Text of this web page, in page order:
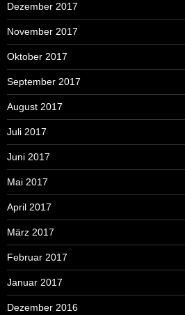
Dezember 2017
November 2017
Oktober 2017
September 2017
August 2017
Juli 2017
Juni 2017
Mai 2017
April 2017
März 2017
Februar 2017
Januar 2017
Dezember 2016